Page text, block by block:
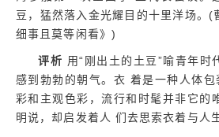
豆，猛然落入金光耀目的十里洋场。(
细事且莫等闲看》)
评析 用“刚出土的土豆”喻青年时
感到勃勃的朝气。衣 着是一种人体
彩和主观色彩，流行和时髦并非它的
明说，却启发着人 们去思索衣着与人